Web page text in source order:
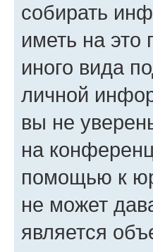
собирать
иметь на это
иного вида
личной
вы не
на
помощью к
не может
является